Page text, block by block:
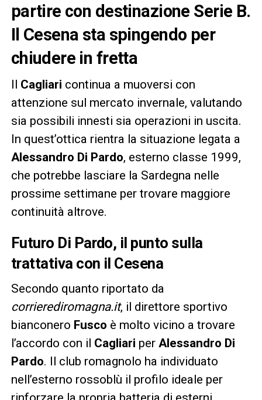
partire con destinazione Serie B.
Il Cesena sta spingendo per
chiudere in fretta
Il Cagliari continua a muoversi con
attenzione sul mercato invernale, valutando
sia possibili innesti sia operazioni in uscita.
In quest’ottica rientra la situazione legata a
Alessandro Di Pardo, esterno classe 1999,
che potrebbe lasciare la Sardegna nelle
prossime settimane per trovare maggiore
continuità altrove.
Futuro Di Pardo, il punto sulla
trattativa con il Cesena
Secondo quanto riportato da
corrierediromagna.it, il direttore sportivo
bianconero Fusco è molto vicino a trovare
l’accordo con il Cagliari per Alessandro Di
Pardo. Il club romagnolo ha individuato
nell’esterno rossoblù il profilo ideale per